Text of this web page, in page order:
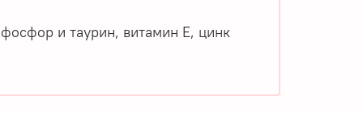
и таурин, витамин Е, цинк